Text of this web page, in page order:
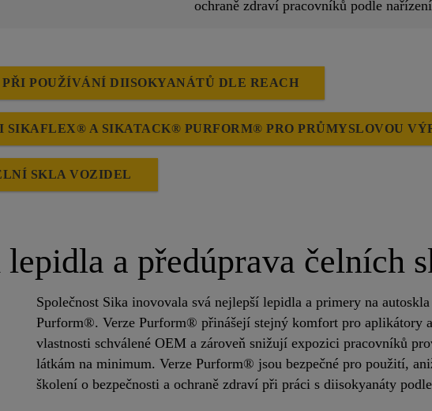
ochraně zdraví pracovníků podle
PŘI POUŽÍVÁNÍ DIISOKYANÁTŮ DLE REACH
SIKAFLEX® A SIKATACK® PURFORM® PRO PRŮMYSLOVOU
SKLA VOZIDEL
a předúprava čelních
Společnost Sika inovovala svá nejlepší lepidla a primery na
Purform®. Verze Purform® přinášejí stejný komfort pro aplikátory
vlastnosti schválené OEM a zároveň snižují expozici pracovníků
látkám na minimum. Verze Purform® jsou bezpečné pro použití,
školení o bezpečnosti a ochraně zdraví při práci s diisokyanáty